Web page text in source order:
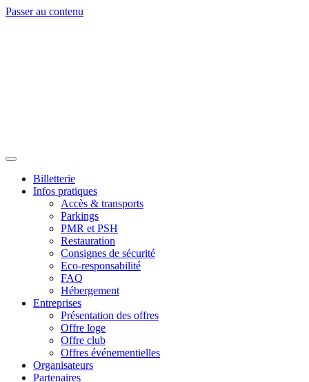
Passer au contenu
Billetterie
Infos pratiques
Accès & transports
Parkings
PMR et PSH
Restauration
Consignes de sécurité
Eco-responsabilité
FAQ
Hébergement
Entreprises
Présentation des offres
Offre loge
Offre club
Offres événementielles
Organisateurs
Partenaires